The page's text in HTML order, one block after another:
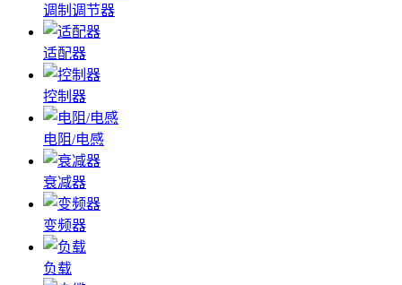
调制调节器
适配器
控制器
电阻/电感
衰减器
变频器
负载